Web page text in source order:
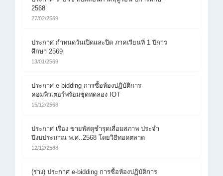
2568
27/02/2569
ประกาศ กำหนดวันเปิดและปิด ภาคเรียนที่ 1 ปีการ
ศึกษา 2569
13/01/2569
ประกาศ e-bidding การซื้อห้องปฏิบัติการ
คอมพิวเตอร์พร้อมชุดทดลอง IOT
15/12/2568
ประกาศ เรื่อง ขายพัสดุชำรุดเสื่อมสภาพ ประจำ
ปีงบประมาณ พ.ศ..2568 โดยวิธีทอดตลาด
12/12/2568
(ร่าง) ประกาศ e-bidding การซื้อห้องปฏิบัติการ